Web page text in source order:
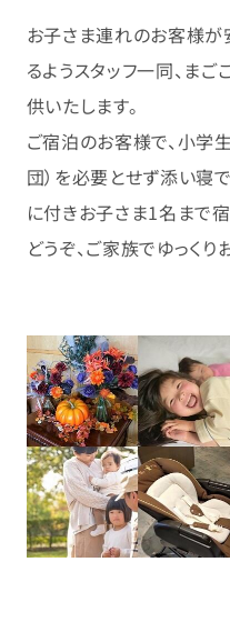
お子さま連れのお客様が
るようスタッフ一同、ま
供いたします。
ご宿泊のお客様で、小学
団）を必要とせず添い寝
に付きお子さま1名まで
どうぞ、ご家族でゆっくり